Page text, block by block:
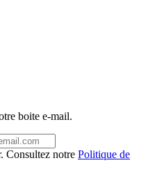
boite e-mail.
Consultez notre Politique de